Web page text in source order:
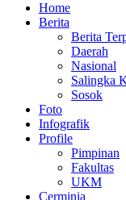
Home
Berita
Berita
Daerah
Nasional
Salingka
Sosok
Foto
Infografik
Profile
Pimpinan
Fakultas
UKM
Cerminia